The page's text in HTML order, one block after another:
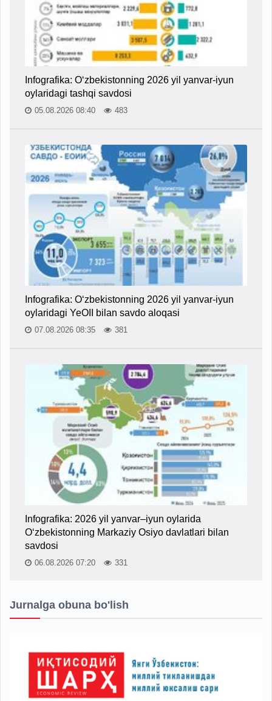
Infografika: O‘zbekistonning 2026 yil yanvar-iyun
oylaridagi tashqi savdosi
05.08.2026 08:40 483
Infografika: O‘zbekistonning 2026 yil yanvar-iyun
oylaridagi YeOII bilan savdo aloqasi
07.08.2026 08:35 381
Infografika: 2026 yil yanvar–iyun oylarida
O‘zbekistonning Markaziy Osiyo davlatlari bilan
savdosi
06.08.2026 07:20 331
Jurnalga obuna bo'lish